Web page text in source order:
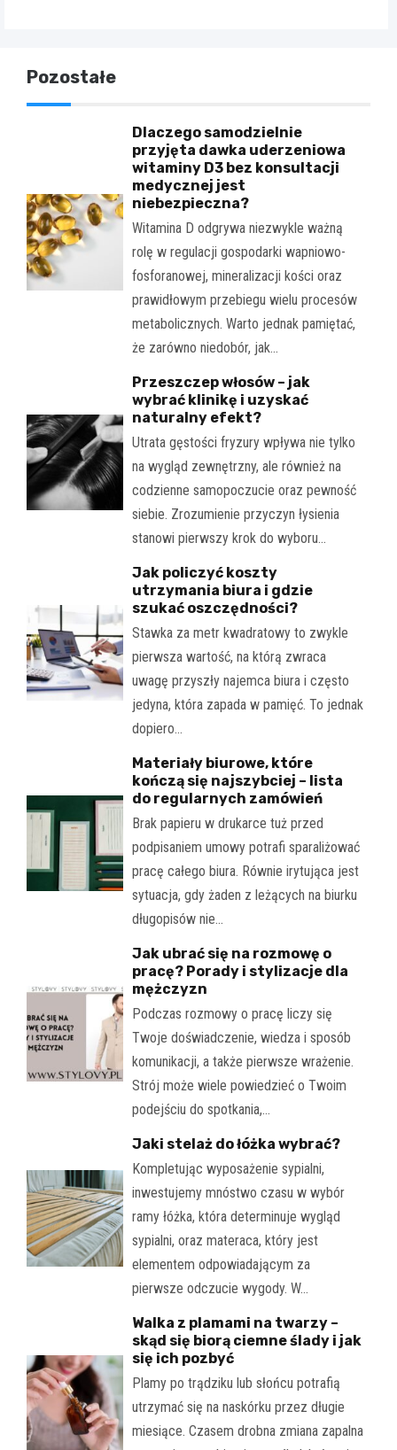
Pozostałe
Dlaczego samodzielnie
przyjęta dawka uderzeniowa
witaminy D3 bez konsultacji
medycznej jest
niebezpieczna?
Witamina D odgrywa niezwykle ważną
rolę w regulacji gospodarki wapniowo-
fosforanowej, mineralizacji kości oraz
prawidłowym przebiegu wielu procesów
metabolicznych. Warto jednak pamiętać,
że zarówno niedobór, jak…
Przeszczep włosów – jak
wybrać klinikę i uzyskać
naturalny efekt?
Utrata gęstości fryzury wpływa nie tylko
na wygląd zewnętrzny, ale również na
codzienne samopoczucie oraz pewność
siebie. Zrozumienie przyczyn łysienia
stanowi pierwszy krok do wyboru…
Jak policzyć koszty
utrzymania biura i gdzie
szukać oszczędności?
Stawka za metr kwadratowy to zwykle
pierwsza wartość, na którą zwraca
uwagę przyszły najemca biura i często
jedyna, która zapada w pamięć. To jednak
dopiero…
Materiały biurowe, które
kończą się najszybciej – lista
do regularnych zamówień
Brak papieru w drukarce tuż przed
podpisaniem umowy potrafi sparaliżować
pracę całego biura. Równie irytująca jest
sytuacja, gdy żaden z leżących na biurku
długopisów nie…
Jak ubrać się na rozmowę o
pracę? Porady i stylizacje dla
mężczyzn
Podczas rozmowy o pracę liczy się
Twoje doświadczenie, wiedza i sposób
komunikacji, a także pierwsze wrażenie.
Strój może wiele powiedzieć o Twoim
podejściu do spotkania,…
Jaki stelaż do łóżka wybrać?
Kompletując wyposażenie sypialni,
inwestujemy mnóstwo czasu w wybór
ramy łóżka, która determinuje wygląd
sypialni, oraz materaca, który jest
elementem odpowiadającym za
pierwsze odczucie wygody. W…
Walka z plamami na twarzy –
skąd się biorą ciemne ślady i jak
się ich pozbyć
Plamy po trądziku lub słońcu potrafią
utrzymać się na naskórku przez długie
miesiące. Czasem drobna zmiana zapalna